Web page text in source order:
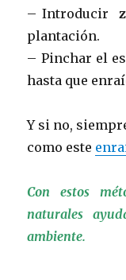
– Introducir
plantación.
– Pinchar el
hasta que
Y si no,
como este
Con estos
naturales
ambiente.